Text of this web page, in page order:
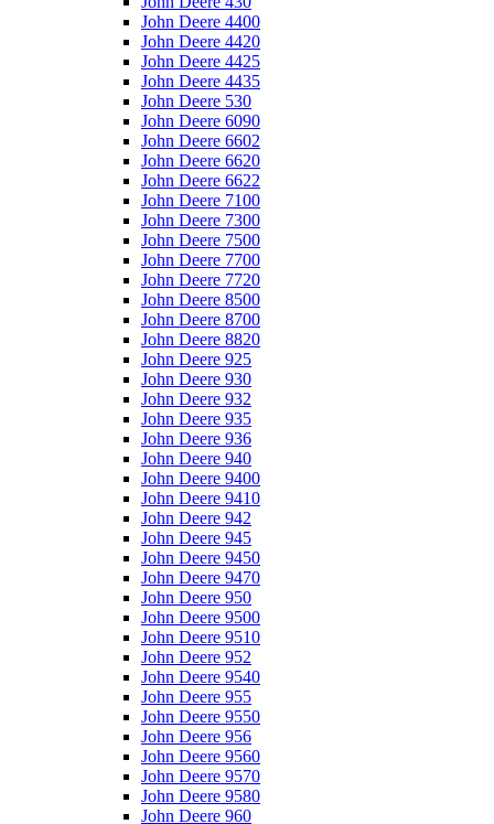
John Deere 4400
John Deere 4420
John Deere 4425
John Deere 4435
John Deere 530
John Deere 6090
John Deere 6602
John Deere 6620
John Deere 6622
John Deere 7100
John Deere 7300
John Deere 7500
John Deere 7700
John Deere 7720
John Deere 8500
John Deere 8700
John Deere 8820
John Deere 925
John Deere 930
John Deere 932
John Deere 935
John Deere 936
John Deere 940
John Deere 9400
John Deere 9410
John Deere 942
John Deere 945
John Deere 9450
John Deere 9470
John Deere 950
John Deere 9500
John Deere 9510
John Deere 952
John Deere 9540
John Deere 955
John Deere 9550
John Deere 956
John Deere 9560
John Deere 9570
John Deere 9580
John Deere 960